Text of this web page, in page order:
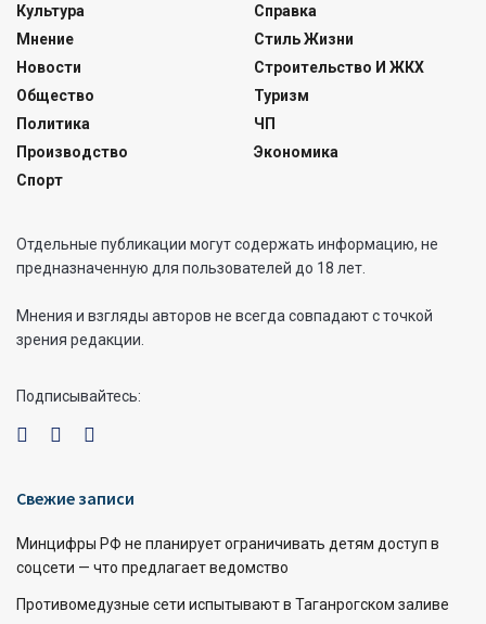
Культура
Мнение
Новости
Общество
Политика
Производство
Спорт
Справка
Стиль Жизни
Строительство И ЖКХ
Туризм
ЧП
Экономика
Отдельные публикации могут содержать информацию, не
предназначенную для пользователей до 18 лет.
Мнения и взгляды авторов не всегда совпадают с точкой
зрения редакции.
Подписывайтесь:
Свежие записи
Минцифры РФ не планирует ограничивать детям доступ в
соцсети — что предлагает ведомство
Противомедузные сети испытывают в Таганрогском заливе